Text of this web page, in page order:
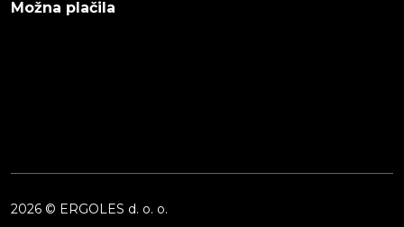
Možna plačila
2026 © ERGOLES d. o. o.